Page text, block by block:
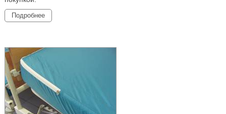
Подробнее